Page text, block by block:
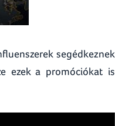
segédkeznek
ezek a promóciókat is